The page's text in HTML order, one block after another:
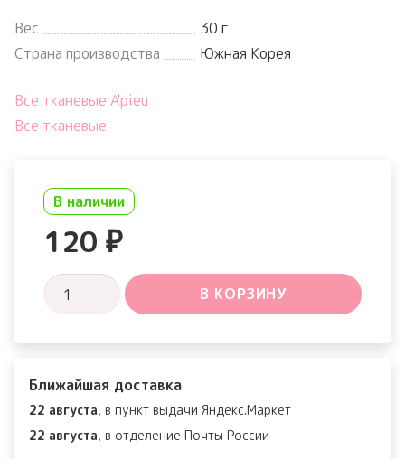
Вес
30 г
Страна производства
Южная Корея
Все тканевые A'pieu
Все тканевые
В наличии
120 ₽
Количество
One-
pack
Facemask
В КОРЗИНУ
Ближайшая доставка
22 августа, в пункт выдачи Яндекс.Маркет
22 августа, в отделение Почты России